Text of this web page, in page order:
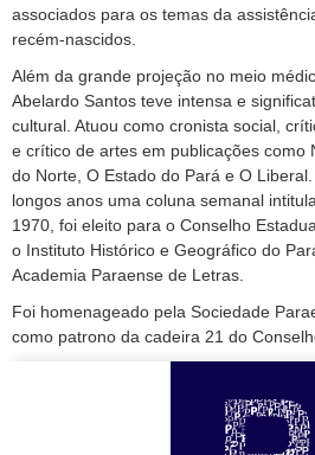
associados para os temas da
recém-nascidos.
Além da grande projeção no meio
Abelardo Santos teve intensa e
cultural. Atuou como cronista social,
e crítico de artes em publicações como
do Norte, O Estado do Pará e O
longos anos uma coluna semanal
1970, foi eleito para o Conselho
o Instituto Histórico e Geográfico do
Academia Paraense de Letras.
Foi homenageado pela Sociedade
como patrono da cadeira 21 do